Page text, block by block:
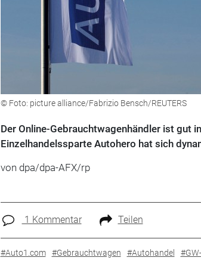
© Foto: picture alliance/Fabrizio Bensch/REUTERS
Der Online-Gebrauchtwagenhändler ist gut
Einzelhandelssparte Autohero hat sich
von dpa/dpa-AFX/rp
1 Kommentar Teilen
#Auto1.com #Gebrauchtwagen #Autohandel